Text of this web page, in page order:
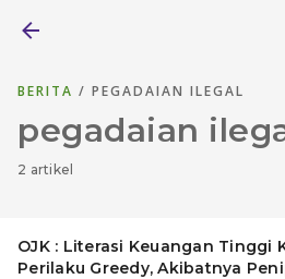
BERITA / PEGADAIAN ILEGAL
pegadaian
2 artikel
OJK : Literasi Keuangan Tinggi
Perilaku Greedy, Akibatnya